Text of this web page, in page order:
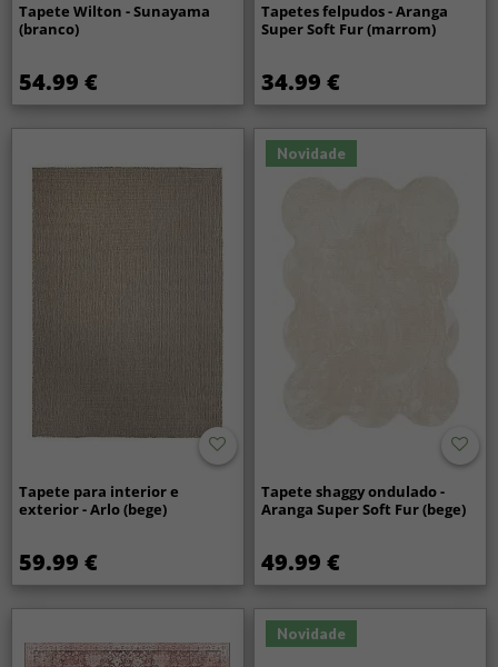
Tapete Wilton - Sunayama
(branco)
54.99 €
Tapetes felpudos - Aranga
Super Soft Fur (marrom)
34.99 €
Tapete para interior e
exterior - Arlo (bege)
59.99 €
Novidade
Tapete shaggy ondulado -
Aranga Super Soft Fur (bege)
49.99 €
Novidade